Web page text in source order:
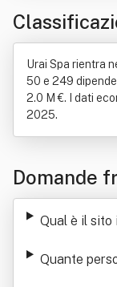
Urai Spa rientra
50 e 249
2.0 M €. I dati
2025.
Domande
Qual è il sito
Quante